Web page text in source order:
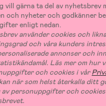
vill gärna ta del av nyhetsbrev
och nyheter och godkänner
enligt nedan.
använder cookies och
och våra kunders
annonser och
Läs mer om hur
och cookies i vår
när som helst återkalla ditt
av personuppgifter och